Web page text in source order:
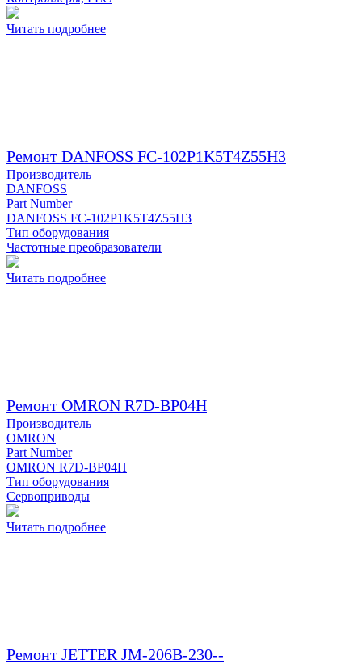
Читать подробнее
Ремонт DANFOSS FC-102P1K5T4Z55H3
Производитель
DANFOSS
Part Number
DANFOSS FC-102P1K5T4Z55H3
Тип оборудования
Частотные преобразователи
Читать подробнее
Ремонт OMRON R7D-BP04H
Производитель
OMRON
Part Number
OMRON R7D-BP04H
Тип оборудования
Сервоприводы
Читать подробнее
Ремонт JETTER JM-206B-230--